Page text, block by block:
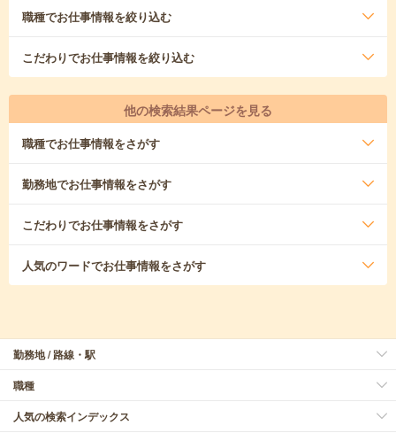
職種でお仕事情報を絞り込む
こだわりでお仕事情報を絞り込む
他の検索結果ページを見る
職種でお仕事情報をさがす
勤務地でお仕事情報をさがす
こだわりでお仕事情報をさがす
人気のワードでお仕事情報をさがす
勤務地 / 路線・駅
職種
人気の検索インデックス